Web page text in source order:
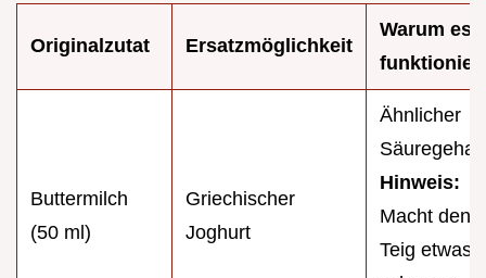
Originalzutat Ersatzmöglichkeit
Warum es
funktioniert
Buttermilch
(50 ml)
Griechischer
Joghurt
Ähnlicher
Hinweis:
Macht den
Teig etwas